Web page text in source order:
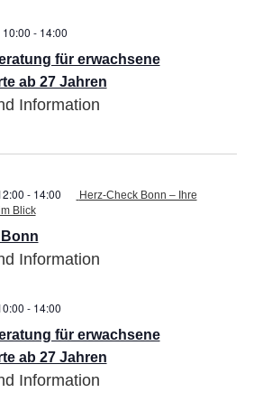
für erwachsene
ab 27 Jahren
- 14:00
erwachsene
ab
27
Information
- 14:00
Herz-Check Bonn – Ihre
Blick
Information
für erwachsene
ab 27 Jahren
- 14:00
erwachsene
Zugewanderte
ab
27
Information